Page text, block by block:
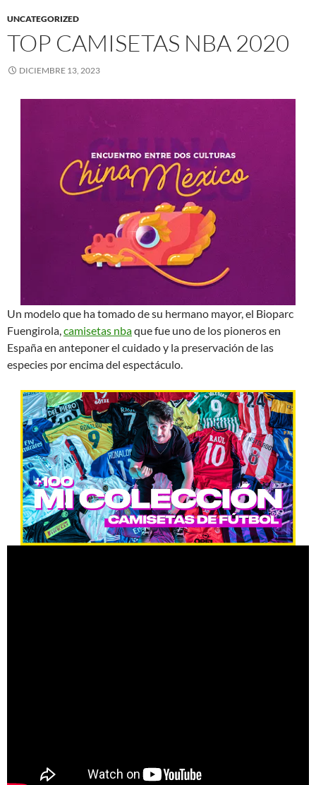
UNCATEGORIZED
TOP CAMISETAS NBA 2020
DICIEMBRE 13, 2023
Un modelo que ha tomado de su hermano mayor, el Bioparc
Fuengirola,camisetas nbaque fue uno de los pioneros en
España en anteponer el cuidado y la preservación de las
especies por encima del espectáculo.